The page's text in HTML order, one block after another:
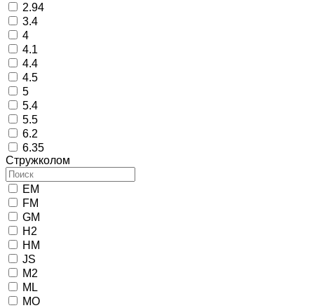
2.94
3.4
4
4.1
4.4
4.5
5
5.4
5.5
6.2
6.35
Стружколом
EM
FM
GM
H2
HM
JS
M2
ML
MO